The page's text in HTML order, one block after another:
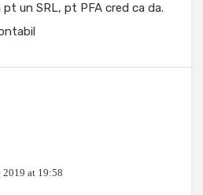
un SRL, pt PFA cred ca da.
2019 at 19:58